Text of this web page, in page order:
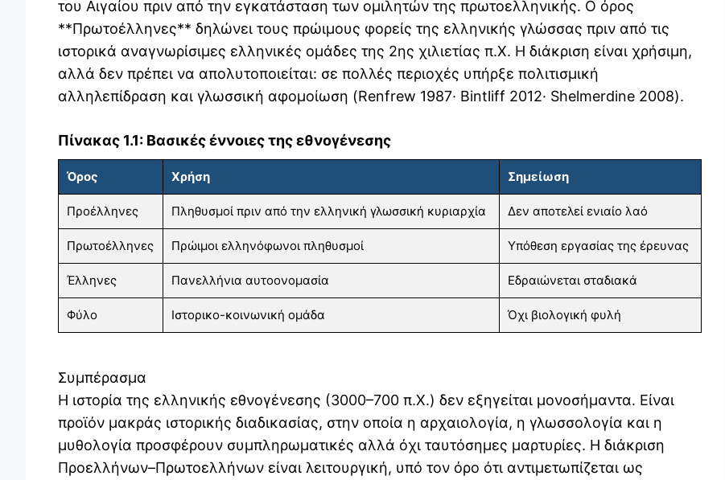
του Αιγαίου πριν από την εγκατάσταση των ομιλητών της πρωτοελληνικής. Ο όρος
**Πρωτοέλληνες** δηλώνει τους πρώιμους φορείς της ελληνικής γλώσσας πριν από τις
ιστορικά αναγνωρίσιμες ελληνικές ομάδες της 2ης χιλιετίας π.Χ. Η διάκριση είναι χρήσιμη,
αλλά δεν πρέπει να απολυτοποιείται: σε πολλές περιοχές υπήρξε πολιτισμική
αλληλεπίδραση και γλωσσική αφομοίωση (Renfrew 1987· Bintliff 2012· Shelmerdine 2008).
Πίνακας 1.1: Βασικές έννοιες της εθνογένεσης
Όρος Χρήση Σημείωση
Προέλληνες Πληθυσμοί πριν από την ελληνική γλωσσική κυριαρχία Δεν αποτελεί ενιαίο λαό
Πρωτοέλληνες Πρώιμοι ελληνόφωνοι πληθυσμοί Υπόθεση εργασίας της έρευνας
Έλληνες Πανελλήνια αυτοονομασία Εδραιώνεται σταδιακά
Φύλο Ιστορικο-κοινωνική ομάδα Όχι βιολογική φυλή
Συμπέρασμα
Η ιστορία της ελληνικής εθνογένεσης (3000–700 π.Χ.) δεν εξηγείται μονοσήμαντα. Είναι
προϊόν μακράς ιστορικής διαδικασίας, στην οποία η αρχαιολογία, η γλωσσολογία και η
μυθολογία προσφέρουν συμπληρωματικές αλλά όχι ταυτόσημες μαρτυρίες. Η διάκριση
Προελλήνων–Πρωτοελλήνων είναι λειτουργική, υπό τον όρο ότι αντιμετωπίζεται ως